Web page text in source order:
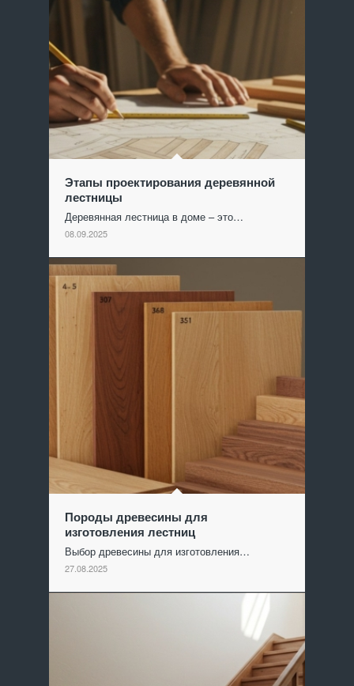
Этапы проектирования деревянной
лестницы
Деревянная лестница в доме – это…
08.09.2025
Породы древесины для
изготовления лестниц
Выбор древесины для изготовления…
27.08.2025